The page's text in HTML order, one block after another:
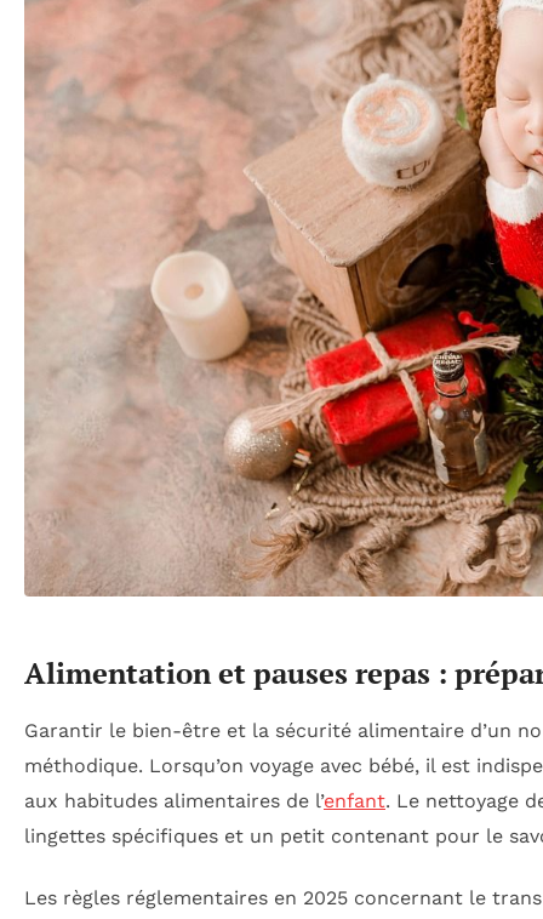
Alimentation et pauses repas :
Garantir le bien-être et la sécurité alimentaire d’un
méthodique. Lorsqu’on voyage avec bébé, il est
aux habitudes alimentaires de l’enfant. Le nettoyage
lingettes spécifiques et un petit contenant pour le
Les règles réglementaires en 2025 concernant le